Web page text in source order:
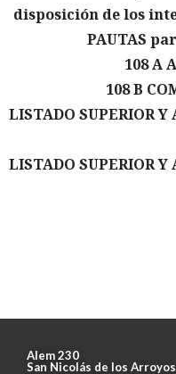
disposición de los
PAUTAS
108 A
108 B
LISTADO SUPERIOR
LISTADO SUPERIOR
Alem 230
San Nicolás de los Arroyos